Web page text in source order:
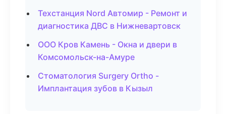
Техстанция Nord Автомир - Ремонт и
диагностика ДВС в Нижневартовск
ООО Кров Камень - Окна и двери в
Комсомольск-на-Амуре
Стоматология Surgery Ortho -
Имплантация зубов в Кызыл